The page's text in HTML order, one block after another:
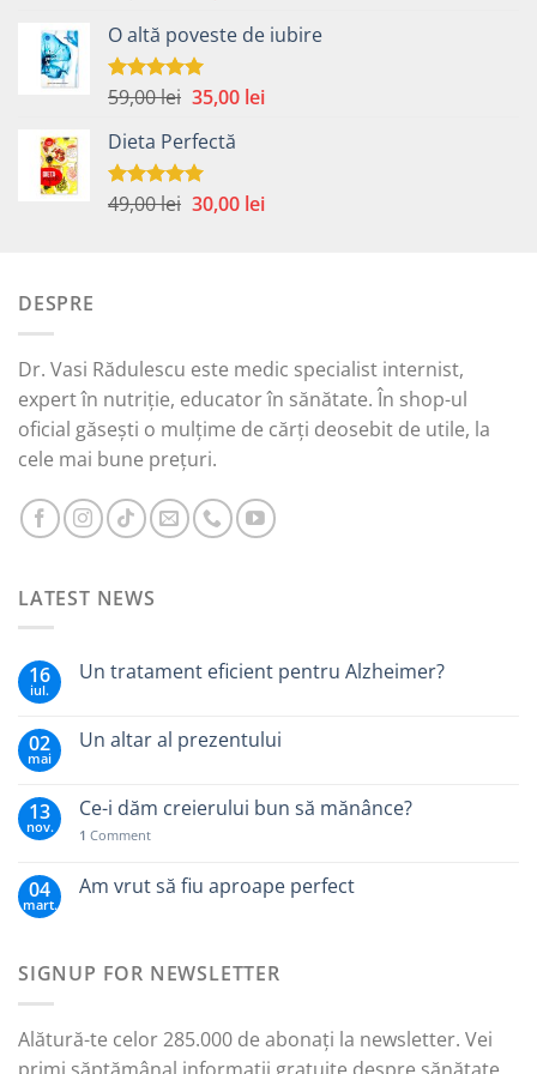
a
fost:
42,00 lei.
este:
O altă poveste de iubire
Evaluat la
59,00lei Prețul
a
fost:
59,00 lei.
35,00 leiPrețul
Dieta Perfectă
Evaluat la
49,00lei Prețul
30,00 leiPrețul
DESPRE
Dr. Vasi Rădulescu este medic specialist internist,
expert în nutriție, educator în sănătate. În shop-ul
oficial găsești o mulțime de cărți deosebit de utile, la
cele mai bune prețuri.
LATEST NEWS
16
iul.
Un tratament eficient pentru Alzheimer?
02
mai
Un altar al prezentului
13
nov.
Ce-i dăm creierului bun să mănânce?
1 Comment
04
mart.
Am vrut să fiu aproape perfect
SIGNUP FOR NEWSLETTER
Alătură-te celor 285.000 de abonați la newsletter. Vei